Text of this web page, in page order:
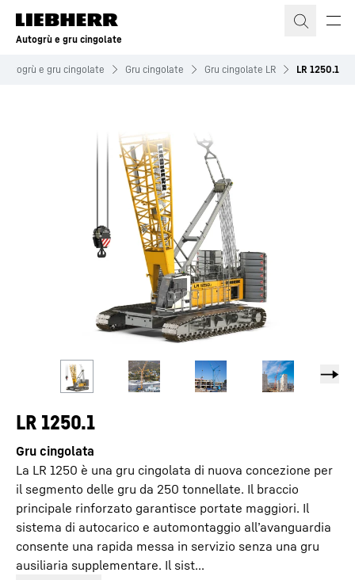
Autogrù e gru cingolate
Autogrù e gru cingolate Gru cingolate Gru cingolate LR LR 1250.1
LR 1250.1
Gru cingolata
La LR 1250 è una gru cingolata di nuova concezione per
il segmento delle gru da 250 tonnellate. Il braccio
principale rinforzato garantisce portate maggiori. Il
sistema di autocarico e automontaggio all’avanguardia
consente una rapida messa in servizio senza una gru
ausiliaria supplementare. Il sist...